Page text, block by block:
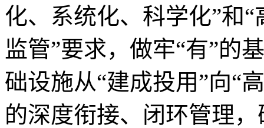
化、系统化、科学化”和
监管”要求，做牢“有”的
础设施从“建成投用”向“
的深度衔接、闭环管理